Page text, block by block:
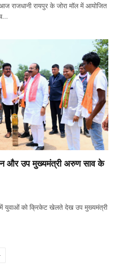
राजधानी रायपुर के जोरा मॉल में आयोजित
और उप मुख्यमंत्री अरुण साव के
युवाओं को क्रिकेट खेलते देख उप मुख्यमंत्री